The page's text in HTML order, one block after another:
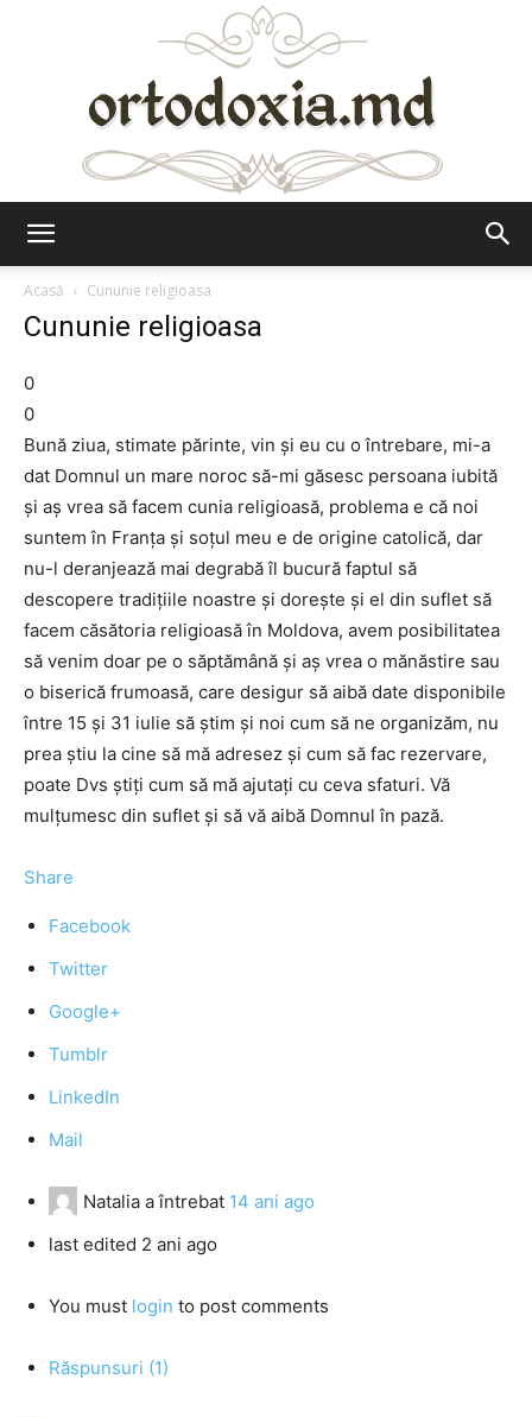
Acasă
Cununie religioasa
Cununie religioasa
0
0
Bună ziua, stimate părinte, vin şi eu cu o întrebare, mi-a
dat Domnul un mare noroc să-mi găsesc persoana iubită
şi aş vrea să facem cunia religioasă, problema e că noi
suntem în Franţa şi soţul meu e de origine catolică, dar
nu-l deranjează mai degrabă îl bucură faptul să
descopere tradiţiile noastre şi doreşte şi el din suflet să
facem căsătoria religioasă în Moldova, avem posibilitatea
să venim doar pe o săptămână şi aş vrea o mănăstire sau
o biserică frumoasă, care desigur să aibă date disponibile
între 15 şi 31 iulie să ştim şi noi cum să ne organizăm, nu
prea ştiu la cine să mă adresez şi cum să fac rezervare,
poate Dvs ştiţi cum să mă ajutaţi cu ceva sfaturi. Vă
mulţumesc din suflet şi să vă aibă Domnul în pază.
Share
Facebook
Twitter
Google+
Tumblr
LinkedIn
Mail
Natalia a întrebat 14 ani ago
last edited 2 ani ago
You must login to post comments
Răspunsuri (1)